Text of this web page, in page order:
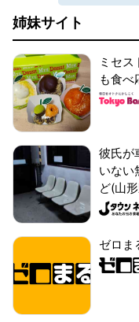
姉妹サイト
ミセ
も食べ
彼氏が
いない
ど(山
ゼロま